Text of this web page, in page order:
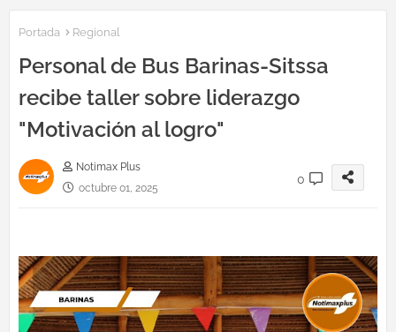
Portada Regional
Personal de Bus Barinas-Sitssa
recibe taller sobre liderazgo
"Motivación al logro"
Notimax Plus
octubre 01, 2025
0